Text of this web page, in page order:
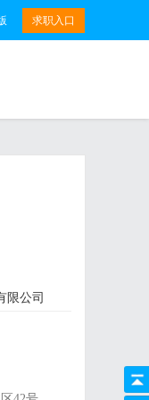
求职入口
限公司